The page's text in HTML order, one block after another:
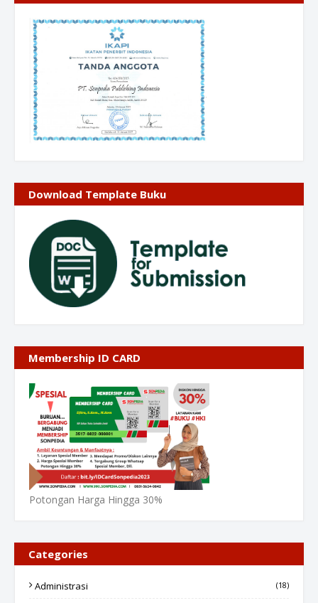
Download Template Buku
Membership ID CARD
Potongan Harga Hingga 30%
Categories
Administrasi (18)